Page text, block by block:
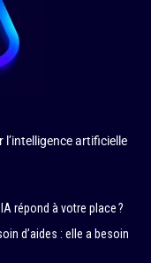
artificielle
répond à votre place ?
d’aides : elle a besoin